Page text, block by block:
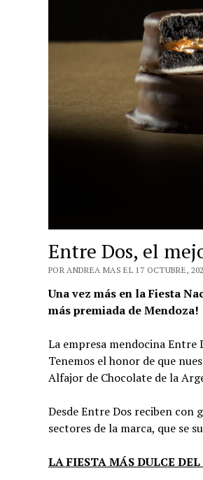
Entre Dos, el
POR ANDREA MAS EL 17 OCTUBRE,
Una vez más en la Fiesta
más premiada de Mendoza!
La empresa mendocina
Tenemos el honor de que
Alfajor de Chocolate de la
Desde Entre Dos reciben
sectores de la marca, que se
LA FIESTA MÁS DULCE